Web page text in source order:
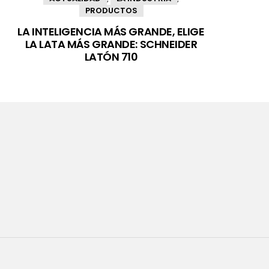
PRODUCTOS
LA INTELIGENCIA MÁS GRANDE, ELIGE
LA LATA MÁS GRANDE: SCHNEIDER
LATÓN 710